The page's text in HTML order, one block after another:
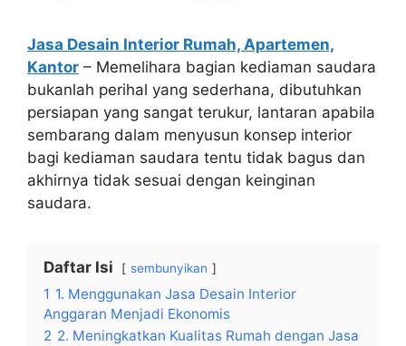
Jasa Desain Interior Rumah, Apartemen,
Kantor – Memelihara bagian kediaman saudara
bukanlah perihal yang sederhana, dibutuhkan
persiapan yang sangat terukur, lantaran apabila
sembarang dalam menyusun konsep interior
bagi kediaman saudara tentu tidak bagus dan
akhirnya tidak sesuai dengan keinginan
saudara.
Daftar Isi sembunyikan
1 1. Menggunakan Jasa Desain Interior
Anggaran Menjadi Ekonomis
2 2. Meningkatkan Kualitas Rumah dengan Jasa